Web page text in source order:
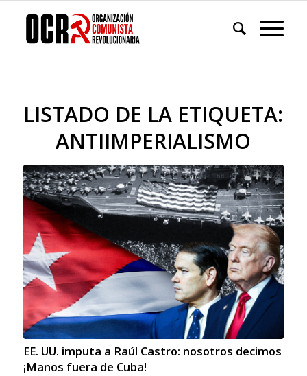
LISTADO DE LA ETIQUETA:
ANTIIMPERIALISMO
EE. UU. imputa a Raúl Castro: nosotros decimos
¡Manos fuera de Cuba!